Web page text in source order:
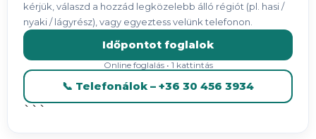
kérjük, válaszd a hozzád legközelebb álló régiót (pl. hasi /
nyaki / lágyrész), vagy egyeztess velünk telefonon.
Időpontot foglalok
Online foglalás • 1 kattintás
📞 Telefonálok – +36 30 456 3934
```